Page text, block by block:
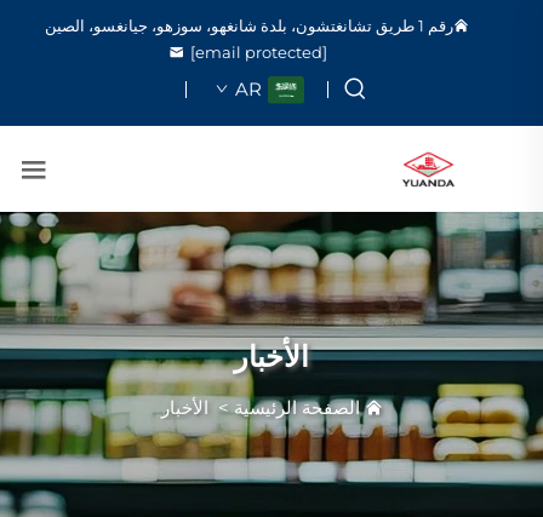
رقم 1 طريق تشانغتشون، بلدة شانغهو، سوزهو، جيانغسو، الصين
[email protected]
AR
الأخبار
الصفحة الرئيسية> الأخبار